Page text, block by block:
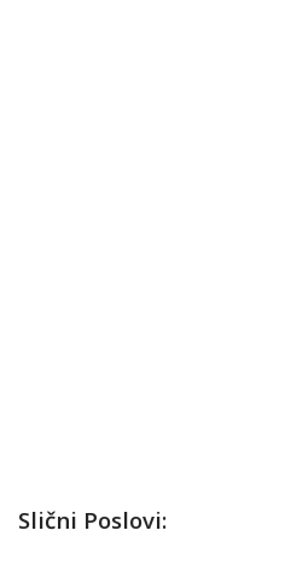
Slični Poslovi: